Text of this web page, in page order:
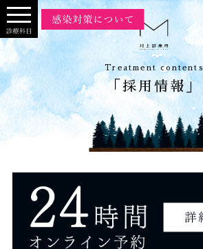
Treatment contents
「採用情報」